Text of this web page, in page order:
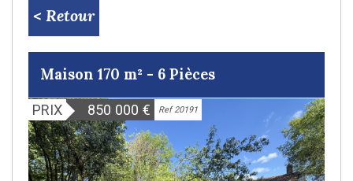
< Retour
Maison 170 m² - 6 Pièces
PRIX 850 000 € Ref 20191